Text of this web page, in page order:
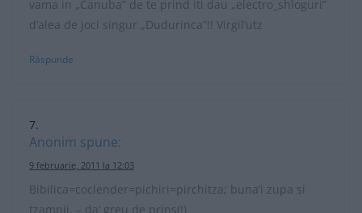
vama in „Canuba” de te prind iti dau „electro_shloguri”
d’alea de joci singur „Dudurinca”!! Virgil’utz
Răspunde
Anonim spune:
9 februarie, 2011 la 12:03
Bibilica=coclender=pichiri=pirchitza; buna’i zupa si
tzampii, – da’ greu de prins(!)